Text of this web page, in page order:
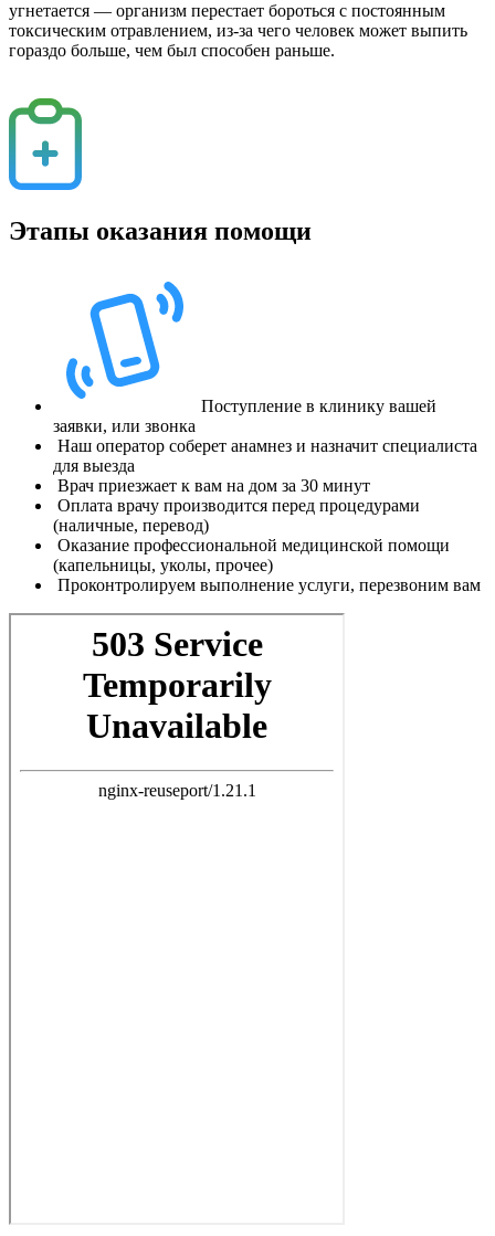
угнетается — организм перестает бороться с постоянным
токсическим отравлением, из-за чего человек может выпить
гораздо больше, чем был способен раньше.
Этапы оказания помощи
Поступление в клинику вашей
заявки, или звонка
Наш оператор соберет анамнез и назначит специалиста
для выезда
Врач приезжает к вам на дом за 30 минут
Оплата врачу производится перед процедурами
(наличные, перевод)
Оказание профессиональной медицинской помощи
(капельницы, уколы, прочее)
Проконтролируем выполнение услуги, перезвоним вам